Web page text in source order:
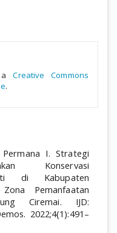
aCreative Commons
.
I. Strategi
Konservasi
di Kabupaten
Pemanfaatan
Ciremai. IJD:
2022;4(1):491–